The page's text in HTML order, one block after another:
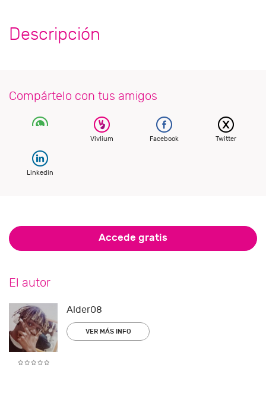
Descripción
Compártelo con tus amigos
Vivlium Facebook Twitter
Linkedin
Accede gratis
El autor
Alder08
VER MÁS INFO